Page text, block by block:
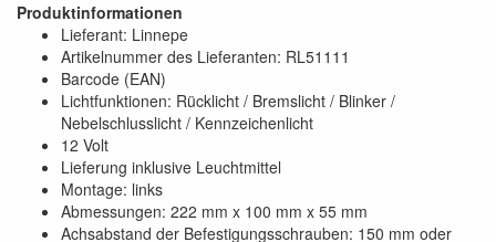
Produktinformationen
Lieferant: Linnepe
Artikelnummer des Lieferanten: RL51111
Barcode (EAN)
Lichtfunktionen: Rücklicht / Bremslicht / Blinker /
Nebelschlusslicht / Kennzeichenlicht
12 Volt
Lieferung inklusive Leuchtmittel
Montage: links
Abmessungen: 222 mm x 100 mm x 55 mm
Achsabstand der Befestigungsschrauben: 150 mm oder